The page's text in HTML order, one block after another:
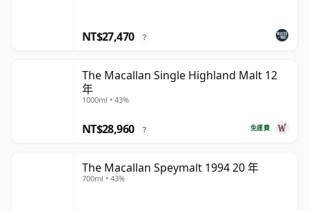
NT$27,470 ?
The Macallan Single Highland Malt 12
年
1000ml • 43%
免運費
NT$28,960 ?
The Macallan Speymalt 1994 20 年
700ml • 43%